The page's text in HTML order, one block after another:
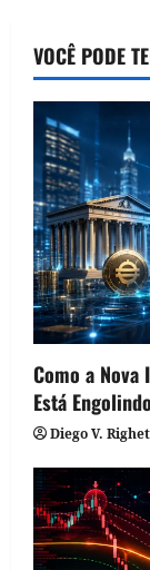
VOCÊ PODE
Como a
Está
Diego V.